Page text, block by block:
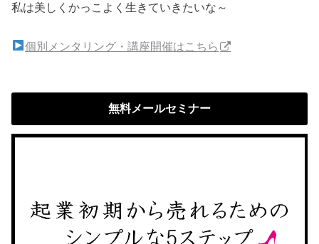
私は美しくかっこよく生きていきたいな～
個別メンタリング・講座開催はこちら
無料メールセミナー